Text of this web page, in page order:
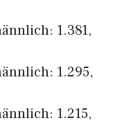
1.381,
1.295,
1.215,